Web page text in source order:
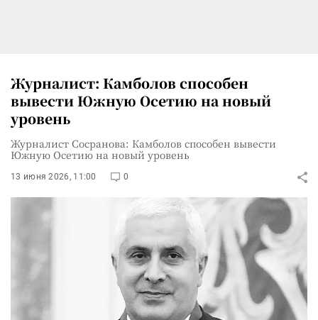
Журналист: Камболов способен
вывести Южную Осетию на новый
уровень
Журналист Сосранова: Камболов способен вывести
Южную Осетию на новый уровень
13 июня 2026, 11:00 0